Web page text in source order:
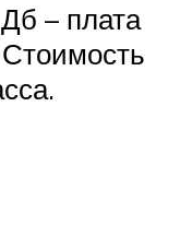
– плата